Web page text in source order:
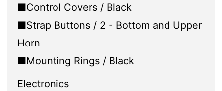
■Control Covers / Black
■Strap Buttons / 2 - Bottom and Upper
Horn
■Mounting Rings / Black
Electronics